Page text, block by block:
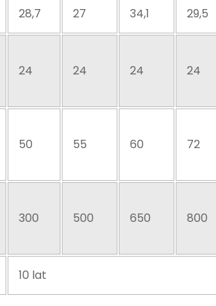
28,7 27 34,1 29,5
24 24 24 24
50 55 60 72
300 500 650 800
10 lat